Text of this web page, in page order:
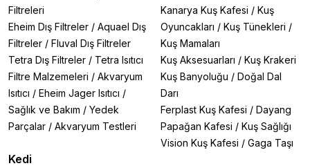
Filtreleri
Eheim Dış Filtreler / Aquael Dış
Filtreler / Fluval Dış Filtreler
Tetra Dış Filtreler / Tetra Isıtıcı
Filtre Malzemeleri / Akvaryum
Isıtıcı / Eheim Jager Isıtıcı /
Sağlık ve Bakım / Yedek
Parçalar / Akvaryum Testleri
Kedi
Kanarya Kuş Kafesi / Kuş
Oyuncakları / Kuş Tünekleri /
Kuş Mamaları
Kuş Aksesuarları / Kuş Krakeri
Kuş Banyoluğu / Doğal Dal
Darı
Ferplast Kuş Kafesi / Dayang
Papağan Kafesi / Kuş Sağlığı
Vision Kuş Kafesi / Gaga Taşı